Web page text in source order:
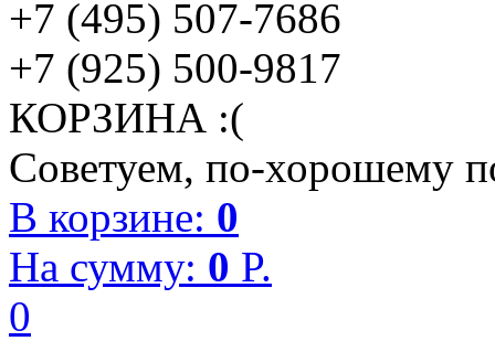
+7 (495) 507-7686
+7 (925) 500-9817
КОРЗИНА :(
Советуем, по-хорошему
В корзине: 0
На сумму: 0 P.
0